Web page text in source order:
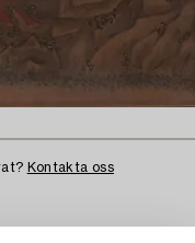
Kontakta oss